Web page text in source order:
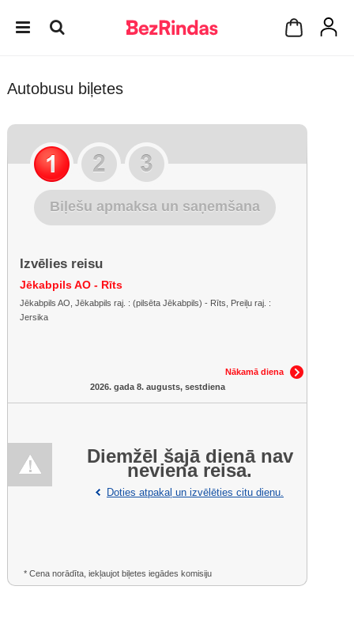
Autobusu biļetes
Biļešu apmaksa un saņemšana
Izvēlies reisu
Jēkabpils AO - Rīts
Jēkabpils AO, Jēkabpils raj. : (pilsēta Jēkabpils) - Rīts, Preiļu raj. :
Jersika
Nākamā diena
2026. gada 8. augusts, sestdiena
Diemžēl šajā dienā nav
neviena reisa.
Doties atpakaļ un izvēlēties citu dienu.
* Cena norādīta, iekļaujot biļetes iegādes komisiju